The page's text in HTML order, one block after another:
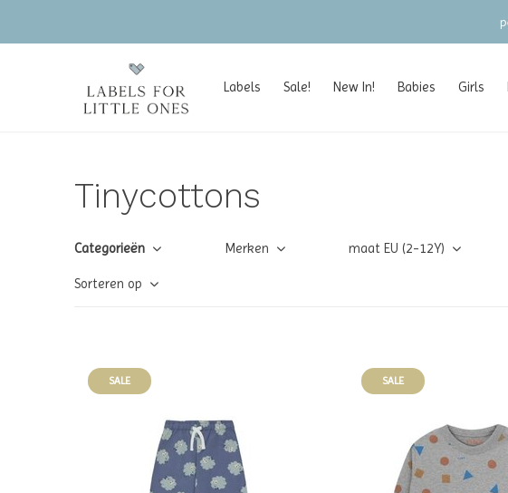
Labels Sale! New In! Babies Girls
Tinycottons
Categorieën Merken maat EU (2-12Y)
Sorteren op
SALE SALE